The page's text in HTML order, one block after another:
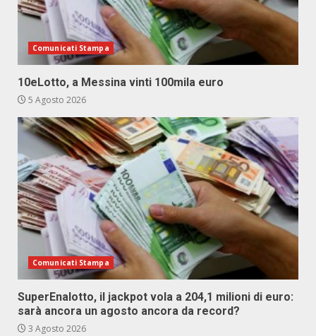
Comunicati Stampa
10eLotto, a Messina vinti 100mila euro
5 Agosto 2026
Comunicati Stampa
SuperEnalotto, il jackpot vola a 204,1 milioni di euro:
sarà ancora un agosto ancora da record?
3 Agosto 2026